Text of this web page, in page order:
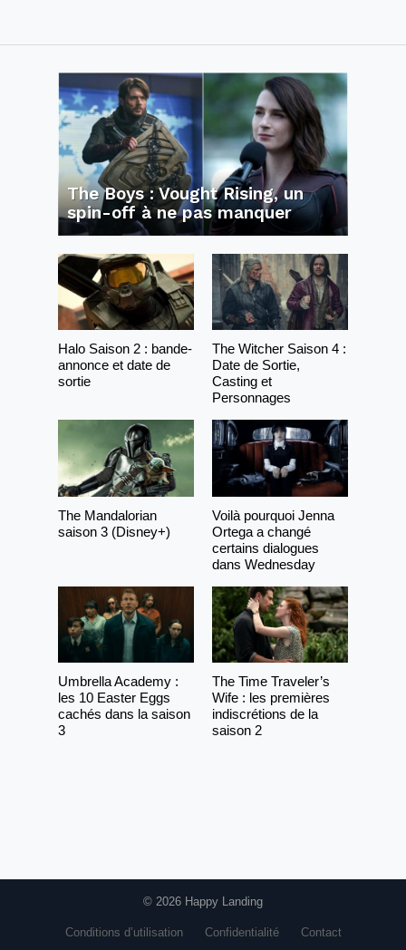
The Boys : Vought Rising, un
spin-off à ne pas manquer
Halo Saison 2 : bande-
annonce et date de
sortie
The Witcher Saison 4 :
Date de Sortie,
Casting et
Personnages
The Mandalorian
saison 3 (Disney+)
Voilà pourquoi Jenna
Ortega a changé
certains dialogues
dans Wednesday
Umbrella Academy :
les 10 Easter Eggs
cachés dans la saison
3
The Time Traveler’s
Wife : les premières
indiscrétions de la
saison 2
© 2026 Happy Landing
Conditions d’utilisation Confidentialité Contact